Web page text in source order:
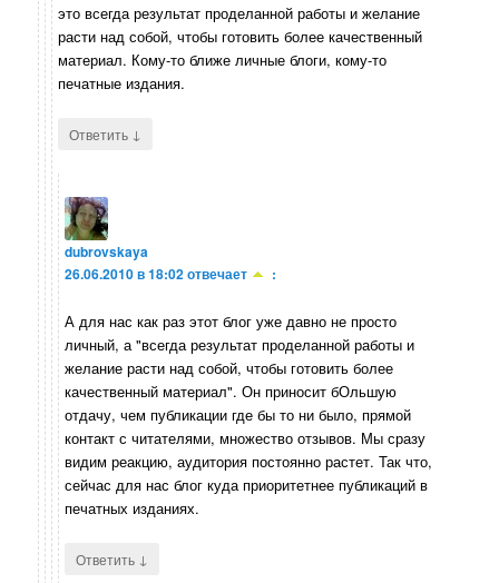
это всегда результат проделанной работы и желание
расти над собой, чтобы готовить более качественный
материал. Кому-то ближе личные блоги, кому-то
печатные издания.
Ответить ↓
dubrovskaya
26.06.2010 в 18:02отвечает :
А для нас как раз этот блог уже давно не просто
личный, а "всегда результат проделанной работы и
желание расти над собой, чтобы готовить более
качественный материал". Он приносит бОльшую
отдачу, чем публикации где бы то ни было, прямой
контакт с читателями, множество отзывов. Мы сразу
видим реакцию, аудитория постоянно растет. Так что,
сейчас для нас блог куда приоритетнее публикаций в
печатных изданиях.
Ответить ↓